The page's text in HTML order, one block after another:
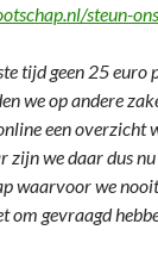
steun-
tijd geen 25 euro
we op andere
een overzicht
we daar dus
waarvoor we
om gevraagd